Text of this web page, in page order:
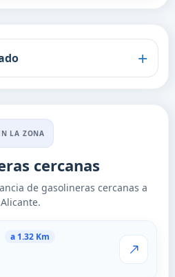
LA ZONA
cercanas
de gasolineras cercanas a
Alicante.
en
a 1.32 Km
VER